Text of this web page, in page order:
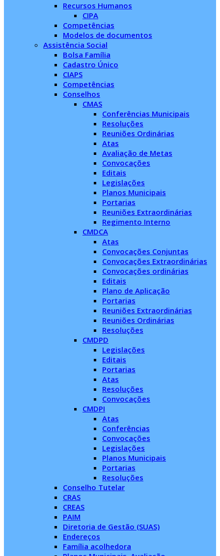
Recursos Humanos
CIPA
Competências
Modelos de documentos
Assistência Social
Bolsa Família
Cadastro Único
CIAPS
Competências
Conselhos
CMAS
Conferências Municipais
Resoluções
Reuniões Ordinárias
Atas
Avaliação de Metas
Convocações
Editais
Legislações
Planos Municipais
Portarias
Reuniões Extraordinárias
Regimento Interno
CMDCA
Atas
Convocações Conjuntas
Convocações Extraordinárias
Convocações ordinárias
Editais
Plano de Aplicação
Portarias
Reuniões Extraordinárias
Reuniões Ordinárias
Resoluções
CMDPD
Legislações
Editais
Portarias
Atas
Resoluções
Convocações
CMDPI
Atas
Conferências
Convocações
Legislações
Planos Municipais
Portarias
Resoluções
Conselho Tutelar
CRAS
CREAS
PAIM
Diretoria de Gestão (SUAS)
Endereços
Família acolhedora